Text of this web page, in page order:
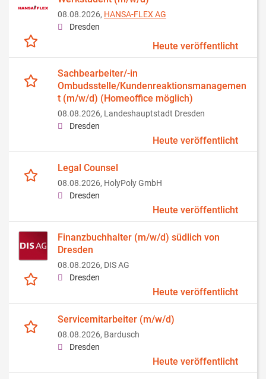
08.08.2026, HANSA-FLEX AG
Dresden
Heute veröffentlicht
Sachbearbeiter/-in
Ombudsstelle/Kundenreaktionsmanagemen
t (m/w/d) (Homeoffice möglich)
08.08.2026, Landeshauptstadt Dresden
Dresden
Heute veröffentlicht
Legal Counsel
08.08.2026, HolyPoly GmbH
Dresden
Heute veröffentlicht
Finanzbuchhalter (m/w/d) südlich von
Dresden
08.08.2026, DIS AG
Dresden
Heute veröffentlicht
Servicemitarbeiter (m/w/d)
08.08.2026, Bardusch
Dresden
Heute veröffentlicht